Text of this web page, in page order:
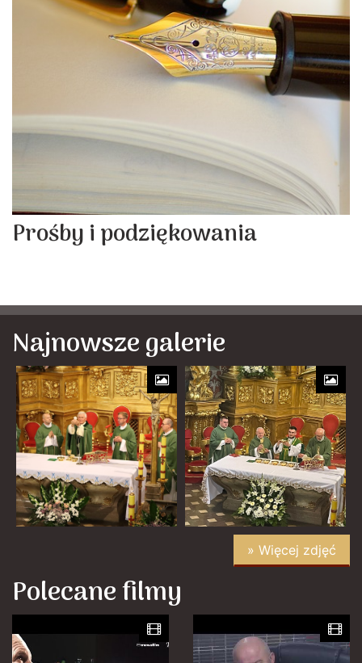
Prośby i podziękowania
Najnowsze galerie
» Więcej zdjęć
Polecane filmy